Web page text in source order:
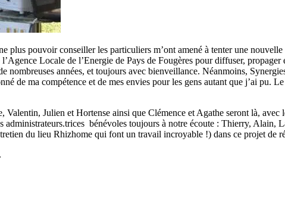
plus pouvoir conseiller les particuliers m’ont amené à tenter une
Locale de l’Energie de Pays de Fougères pour diffuser, propager
nombreuses années, et toujours avec bienveillance. Néanmoins,
de ma compétence et de mes envies pour les gens autant que j’ai pu.
Julien et Hortense ainsi que Clémence et Agathe seront là, avec
administrateurs.trices bénévoles toujours à notre écoute : Thierry, Alain,
du lieu Rhizhome qui font un travail incroyable !) dans ce projet de